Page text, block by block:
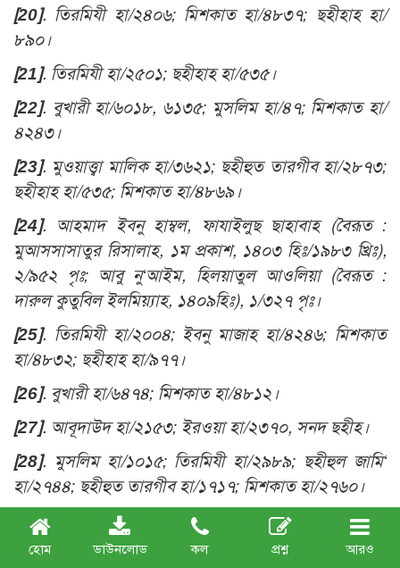
হোম ডাউনলোড কল প্রশ্ন আরও
[20]. তিরমিযী হা/২৪০৬; মিশকাত হা/৪৮৩৭; ছহীহাহ হা/
৮৯০।
[21]. তিরমিযী হা/২৫০১; ছহীহাহ হা/৫৩৫।
[22]. বুখারী হা/৬০১৮, ৬১৩৫; মুসলিম হা/৪৭; মিশকাত হা/
৪২৪৩।
[23]. মুওয়াত্ত্বা মালিক হা/৩৬২১; ছহীহুত তারগীব হা/২৮৭৩;
ছহীহাহ হা/৫৩৫; মিশকাত হা/৪৮৬৯।
[24]. আহমাদ ইবনু হাম্বল, ফাযাইলুছ ছাহাবাহ (বৈরূত :
মুআসসাসাতুর রিসালাহ, ১ম প্রকাশ, ১৪০৩ হিঃ/১৯৮৩ খ্রিঃ),
২/৯৫২ পৃঃ; আবু নু‘আইম, হিলয়াতুল আওলিয়া (বৈরূত :
দারুল কুতুবিল ইলমিয়্যাহ, ১৪০৯হিঃ), ১/৩২৭ পৃঃ।
[25]. তিরমিযী হা/২০০৪; ইবনু মাজাহ হা/৪২৪৬; মিশকাত
হা/৪৮৩২; ছহীহাহ হা/৯৭৭।
[26]. বুখারী হা/৬৪৭৪; মিশকাত হা/৪৮১২।
[27]. আবূদাউদ হা/২১৫৩; ইরওয়া হা/২৩৭০, সনদ ছহীহ।
[28]. মুসলিম হা/১০১৫; তিরমিযী হা/২৯৮৯; ছহীহুল জামি‘
হা/২৭৪৪; ছহীহুত তারগীব হা/১৭১৭; মিশকাত হা/২৭৬০।
[29]. আহমাদ হা/১৪৪১; শু‘আবুল ঈমান হা/৮৯৭২; দারিমী
হা/২৭৭৯; ছহীহাহ হা/২৬০৯।